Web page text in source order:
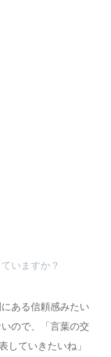
いますか？
ある信頼感みたい
ので、「言葉の交
していきたいね」